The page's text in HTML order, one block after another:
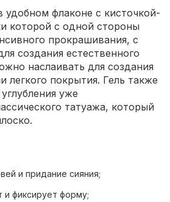
удобном флаконе с кисточкой-
которой с одной стороны
прокрашивания, с
создания естественного
наслаивать для создания
легкого покрытия. Гель также
уже
татуажа, который
и придание сияния;
фиксирует форму;